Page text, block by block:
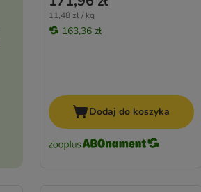
11,48 zł / kg
163,36 zł
Dodaj do koszyka